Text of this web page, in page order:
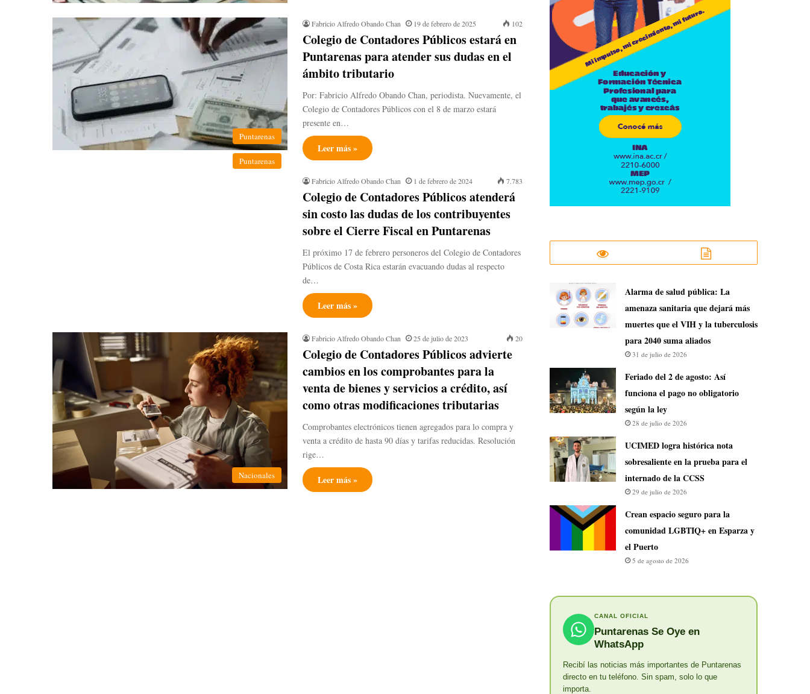
Puntarenas
Fabricio Alfredo Obando Chan 19 de febrero de 2025 102
Colegio de Contadores Públicos estará en
Puntarenas para atender sus dudas en el
ámbito tributario
Por: Fabricio Alfredo Obando Chan, periodista. Nuevamente, el
Colegio de Contadores Públicos con el 8 de marzo estará
presente en…
Leer más »
Puntarenas
Fabricio Alfredo Obando Chan 1 de febrero de 2024 7.783
Colegio de Contadores Públicos atenderá
sin costo las dudas de los contribuyentes
sobre el Cierre Fiscal en Puntarenas
El próximo 17 de febrero personeros del Colegio de Contadores
Públicos de Costa Rica estarán evacuando dudas al respecto
de…
Leer más »
Nacionales
Fabricio Alfredo Obando Chan 25 de julio de 2023 20
Colegio de Contadores Públicos advierte
cambios en los comprobantes para la
venta de bienes y servicios a crédito, así
como otras modificaciones tributarias
Comprobantes electrónicos tienen agregados para lo compra y
venta a crédito de hasta 90 días y tarifas reducidas. Resolución
rige…
Leer más »
​Alarma de salud pública: La
amenaza sanitaria que dejará más
muertes que el VIH y la tuberculosis
para 2040 suma aliados
31 de julio de 2026
Feriado del 2 de agosto: Así
funciona el pago no obligatorio
según la ley
28 de julio de 2026
UCIMED logra histórica nota
sobresaliente en la prueba para el
internado de la CCSS
29 de julio de 2026
Crean espacio seguro para la
comunidad LGBTIQ+ en Esparza y
el Puerto
5 de agosto de 2026
CANAL OFICIAL
Puntarenas Se Oye en
WhatsApp
Recibí las noticias más importantes de Puntarenas
directo en tu teléfono. Sin spam, solo lo que
importa.